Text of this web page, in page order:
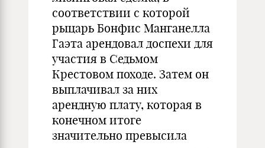
соответствии с которой
рыцарь Бонфис Манганелла
Гаэта арендовал доспехи для
участия в Седьмом
Крестовом походе. Затем он
выплачивал за них
арендную плату, которая в
конечном итоге
значительно превысила